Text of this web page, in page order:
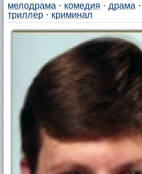
мелодрама · комедия · драма ·
триллер · криминал